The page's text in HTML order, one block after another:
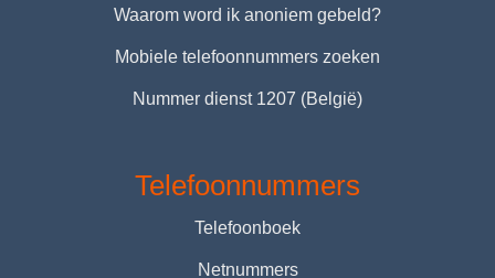
Waarom word ik anoniem gebeld?
Mobiele telefoonnummers zoeken
Nummer dienst 1207 (België)
Telefoonnummers
Telefoonboek
Netnummers